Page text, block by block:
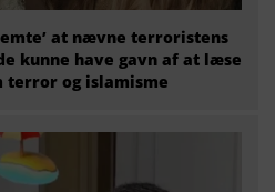
at nævne terroristens
kunne have gavn af at læse
terror og islamisme